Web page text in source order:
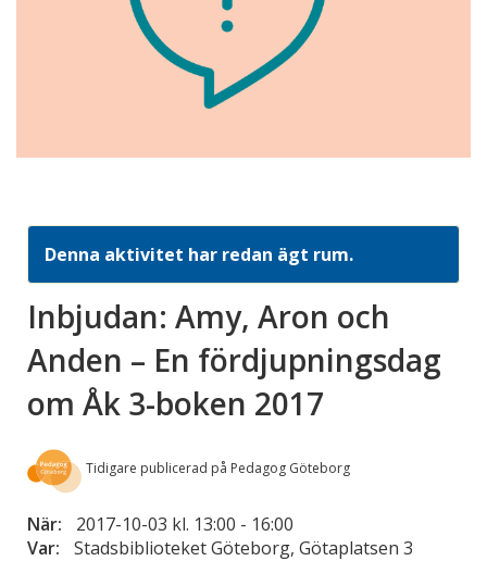
Denna aktivitet har redan ägt rum.
Inbjudan: Amy, Aron och
Anden – En fördjupningsdag
om Åk 3-boken 2017
Tidigare publicerad på Pedagog Göteborg
När: 2017-10-03 kl. 13:00 - 16:00
Var:
Stadsbiblioteket Göteborg, Götaplatsen 3